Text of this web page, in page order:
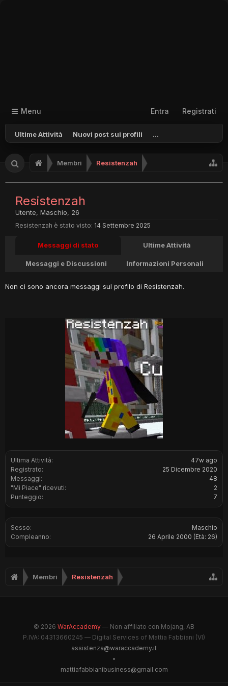
Menu
Ultime Attività Nuovi post sui profili ...
Entra Registrati
Membri Resistenzah
Ultima Attività:
47w ago
Registrato:
25 Dicembre 2020
Messaggi:
48
"Mi Piace" ricevuti:
2
Punteggio:
7
Sesso:
Maschio
Compleanno:
26 Aprile 2000 (Età: 26)
Resistenzah
Utente, Maschio, 26
Resistenzah è stato visto: 14 Settembre 2025
Messaggi di stato Ultime Attività
Messaggi e Discussioni Informazioni Personali
Non ci sono ancora messaggi sul profilo di Resistenzah.
Membri Resistenzah
© 2026 WarAccademy — Non affiliato con Mojang, AB
P.IVA: 04313660245 — Digital Services of Mattia Fabbiani (VI)
assistenza@waraccademy.it
•
mattiafabbianibusiness@gmail.com